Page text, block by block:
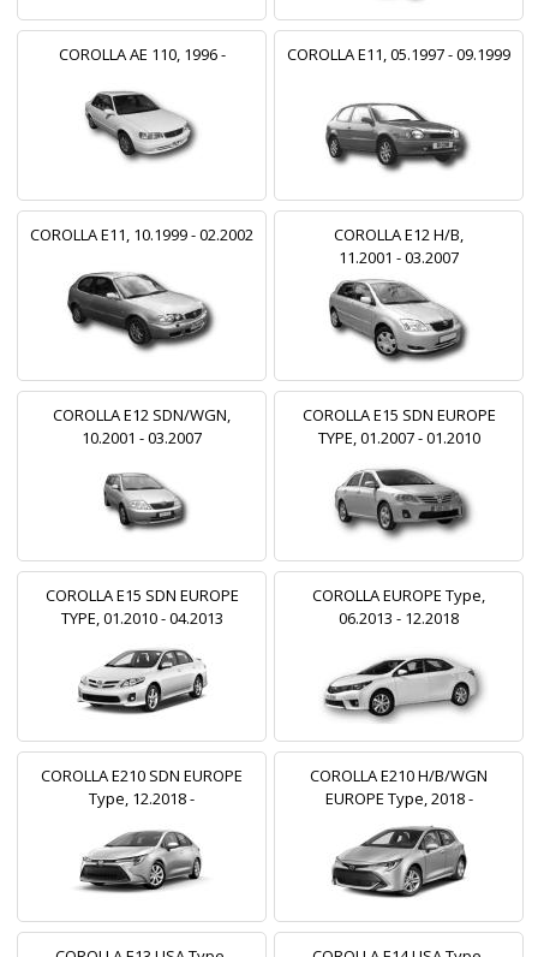
COROLLA AE 110, 1996 - COROLLA E11, 05.1997 - 09.1999
COROLLA E11, 10.1999 - 02.2002
COROLLA E12 H/B,
11.2001 - 03.2007
COROLLA E12 SDN/WGN,
10.2001 - 03.2007
COROLLA E15 SDN EUROPE
TYPE, 01.2007 - 01.2010
COROLLA E15 SDN EUROPE
TYPE, 01.2010 - 04.2013
COROLLA EUROPE Type,
06.2013 - 12.2018
COROLLA E210 SDN EUROPE
Type, 12.2018 -
COROLLA E210 H/B/WGN
EUROPE Type, 2018 -